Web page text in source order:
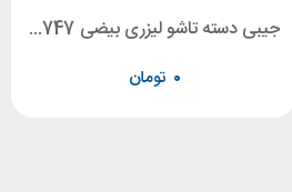
جیبی دسته تاشو لیزری بیضی LB 2747
تومان ۰